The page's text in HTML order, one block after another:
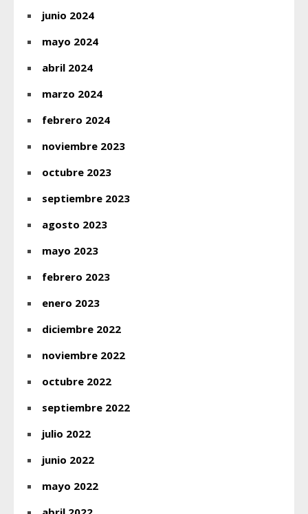
junio 2024
mayo 2024
abril 2024
marzo 2024
febrero 2024
noviembre 2023
octubre 2023
septiembre 2023
agosto 2023
mayo 2023
febrero 2023
enero 2023
diciembre 2022
noviembre 2022
octubre 2022
septiembre 2022
julio 2022
junio 2022
mayo 2022